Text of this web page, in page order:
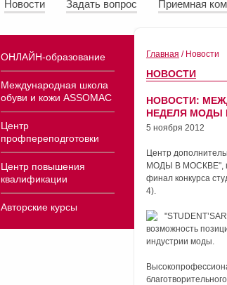
Новости Задать вопрос Приемная
ОНЛАЙН-образование
Международная школа
обуви и кожи ASSOMAC
Центр
профпереподготовки
Центр повышения
квалификации
Авторские курсы
Главная / Новости
НОВОСТИ
НОВОСТИ:
НЕДЕЛЯ МОДЫ
5 ноября 2012
Центр
МОДЫ В МОСКВЕ",
финал конкурса
4).
возможность
индустрии моды.